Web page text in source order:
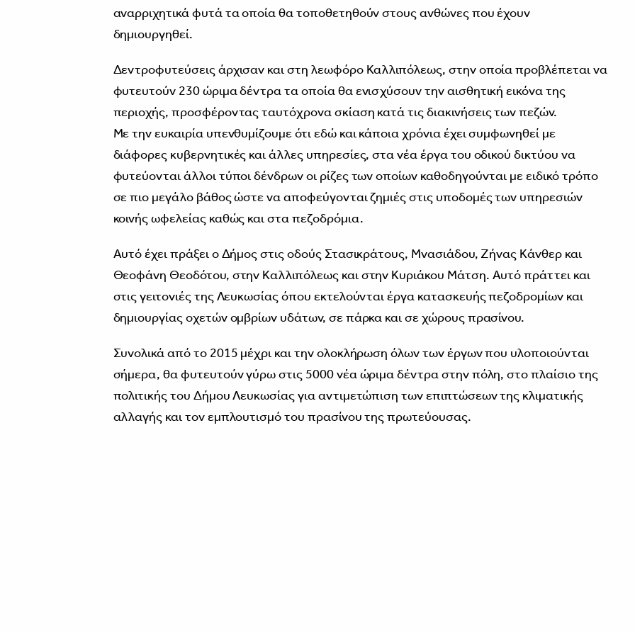
αναρριχητικά φυτά τα οποία θα τοποθετηθούν στους ανθώνες που έχουν
δημιουργηθεί.
Δεντροφυτεύσεις άρχισαν και στη λεωφόρο Καλλιπόλεως, στην οποία προβλέπεται να
φυτευτούν 230 ώριμα δέντρα τα οποία θα ενισχύσουν την αισθητική εικόνα της
περιοχής, προσφέροντας ταυτόχρονα σκίαση κατά τις διακινήσεις των πεζών.
Με την ευκαιρία υπενθυμίζουμε ότι εδώ και κάποια χρόνια έχει συμφωνηθεί με
διάφορες κυβερνητικές και άλλες υπηρεσίες, στα νέα έργα του οδικού δικτύου να
φυτεύονται άλλοι τύποι δένδρων οι ρίζες των οποίων καθοδηγούνται με ειδικό τρόπο
σε πιο μεγάλο βάθος ώστε να αποφεύγονται ζημιές στις υποδομές των υπηρεσιών
κοινής ωφελείας καθώς και στα πεζοδρόμια.
Αυτό έχει πράξει ο Δήμος στις οδούς Στασικράτους, Μνασιάδου, Ζήνας Κάνθερ και
Θεοφάνη Θεοδότου, στην Καλλιπόλεως και στην Κυριάκου Μάτση. Αυτό πράττει και
στις γειτονιές της Λευκωσίας όπου εκτελούνται έργα κατασκευής πεζοδρομίων και
δημιουργίας οχετών ομβρίων υδάτων, σε πάρκα και σε χώρους πρασίνου.
Συνολικά από το 2015 μέχρι και την ολοκλήρωση όλων των έργων που υλοποιούνται
σήμερα, θα φυτευτούν γύρω στις 5000 νέα ώριμα δέντρα στην πόλη, στο πλαίσιο της
πολιτικής του Δήμου Λευκωσίας για αντιμετώπιση των επιπτώσεων της κλιματικής
αλλαγής και τον εμπλουτισμό του πρασίνου της πρωτεύουσας.